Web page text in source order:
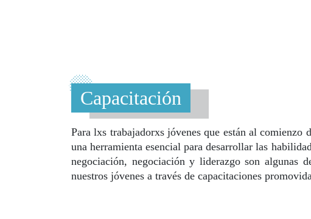
Capacitación
Para lxs trabajadorxs jóvenes que están al
una herramienta esencial para desarrollar las
negociación, negociación y liderazgo son algunas
nuestros jóvenes a través de capacitaciones